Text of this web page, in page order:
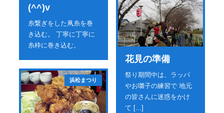
(^^)v
糸繋ぎをした凧糸を巻
き込む。 丁寧に丁寧に
糸枠に巻き込む。
浜松まつり
花見の準備
祭り期間中は、ラッパ
やお囃子の練習で 地元
の皆さんに迷惑をかけ
て [...]